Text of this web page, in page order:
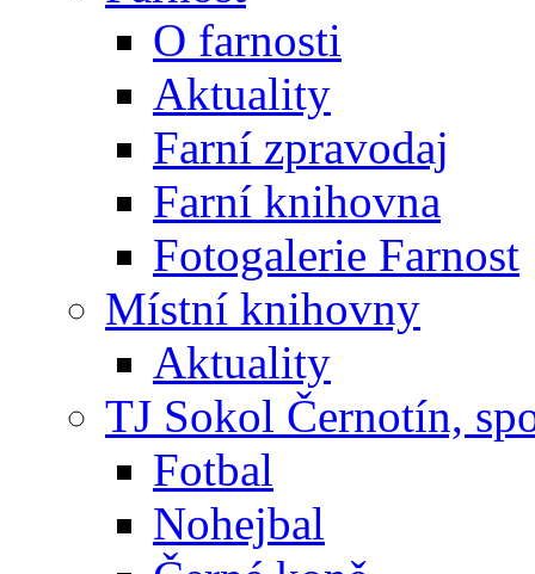
O farnosti
Aktuality
Farní zpravodaj
Farní knihovna
Fotogalerie Farnost
Místní knihovny
Aktuality
TJ Sokol Černotín,
Fotbal
Nohejbal